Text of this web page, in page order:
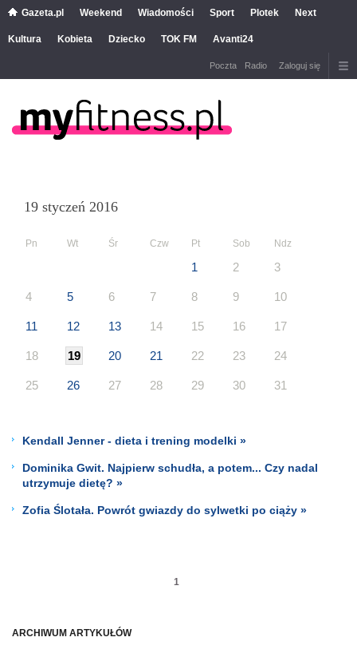
Gazeta.pl Weekend Wiadomości Sport Plotek Next
Kultura Kobieta Dziecko TOK FM Avanti24
Poczta Radio Zaloguj się
ARCHIWUM ARTYKUŁÓW
19 styczeń 2016
Pn Wt Śr Czw Pt Sob Ndz
1 2 3
4 5 6 7 8 9 10
11 12 13 14 15 16 17
18 19 20 21 22 23 24
25 26 27 28 29 30 31
Kendall Jenner - dieta i trening modelki »
Dominika Gwit. Najpierw schudła, a potem... Czy nadal
utrzymuje dietę? »
Zofia Ślotała. Powrót gwiazdy do sylwetki po ciąży »
1